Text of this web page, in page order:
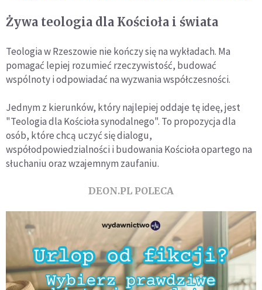
Żywa teologia dla Kościoła i świata
Teologia w Rzeszowie nie kończy się na wykładach. Ma
pomagać lepiej rozumieć rzeczywistość, budować
wspólnoty i odpowiadać na wyzwania współczesności.
Jednym z kierunków, który najlepiej oddaje tę ideę, jest
"Teologia dla Kościoła synodalnego". To propozycja dla
osób, które chcą uczyć się dialogu,
współodpowiedzialności i budowania Kościoła opartego na
słuchaniu oraz wzajemnym zaufaniu.
DEON.PL POLECA